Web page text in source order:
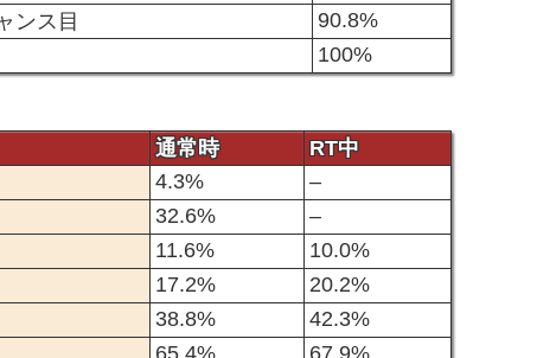
ンス目
90.8%
100%
通常時
RT中
4.3%
–
32.6%
–
11.6%
10.0%
17.2%
20.2%
38.8%
42.3%
65.4%
67.9%